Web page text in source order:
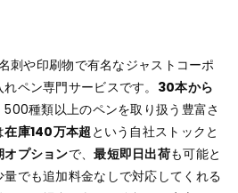
刺や印刷物で有名なジャストコーポ
ペン専門サービスです。 30本から
種類以上のペンを取り扱う豊富さ
在庫140万本超 という自社ストックと
オプションで、最短即日出荷も可能と
でも追加料金なしで対応してくれる